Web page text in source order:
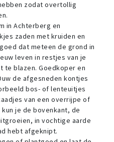
zodat overtollig
in Achterberg en
zaden met kruiden en
dat meteen de grond in
leven in restjes van je
te blazen. Goedkoper en
de afgesneden kontjes
bos- of lenteuitjes
van een overrijpe of
je de bovenkant, de
in vochtige aarde
hebt afgeknipt.